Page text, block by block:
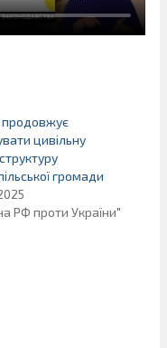
продовжує
цивільну
громади
РФ проти України"